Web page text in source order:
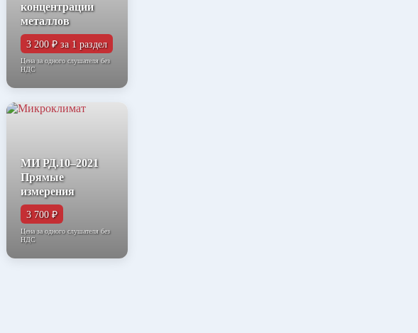
концентрации
металлов
3 200 ₽ за 1 раздел
Цена за одного слушателя без
НДС
МИ РД.10–2021
Прямые
измерения
3 700 ₽
Цена за одного слушателя без
НДС